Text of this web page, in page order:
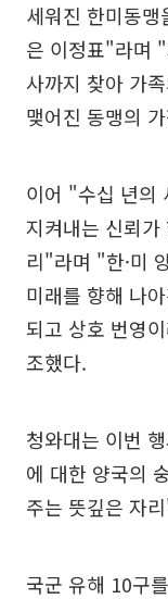
세워진 한미동
은 이정표"라며
사까지 찾아 가
맺어진 동맹의
이어 "수십 년의
지켜내는 신뢰
리"라며 "한·미
미래를 향해 나
되고 상호 번영
조했다.
청와대는 이번
에 대한 양국의
주는 뜻깊은 자
국군 유해 10구